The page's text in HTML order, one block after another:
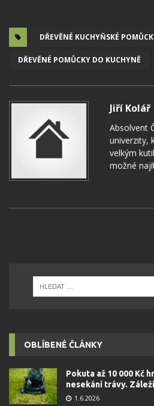
DŘEVĚNÉ KUCHYŇSKÉ
DŘEVĚNÉ POMŮCKY DO KUCHYNĚ
Jiří Kolář
Absolvent
univerzity,
velkým
možné
OBLÍBENÉ ČLÁNKY
Pokuta až 10 000 Kč
nesekání trávy.
1.6.2026